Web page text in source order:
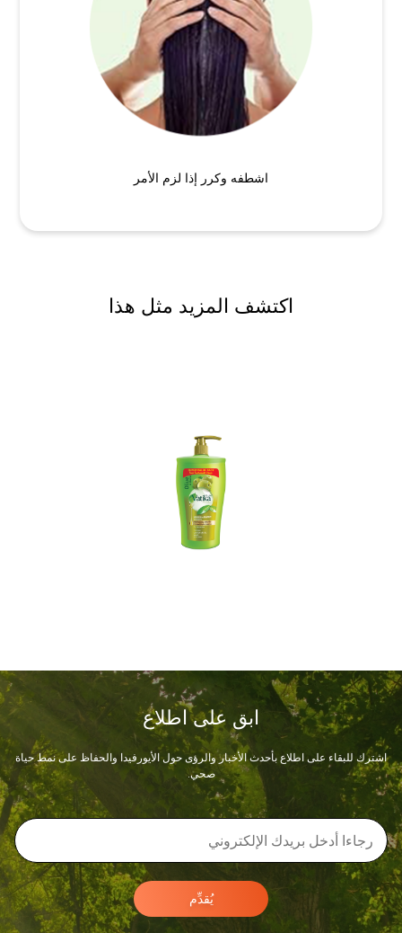
اشطفه وكرر إذا لزم الأمر
اكتشف المزيد مثل هذا
ابق على اطلاع
اشترك للبقاء على اطلاع بأحدث الأخبار والرؤى حول الأيورفيدا والحفاظ على نمط حياة
صحي.
يُقدِّم